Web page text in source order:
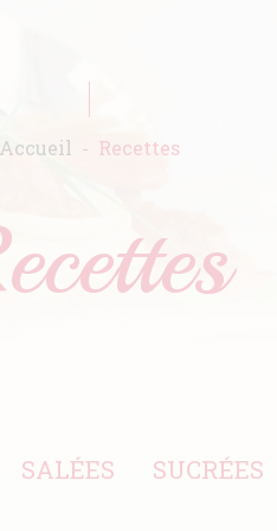
Accueil Recettes
SALÉES SUCRÉES